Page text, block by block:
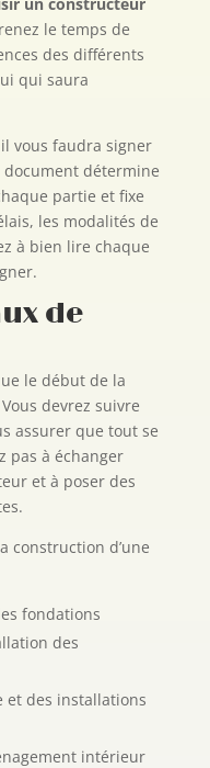
le temps de
des différents
qui saura
vous faudra signer
document détermine
partie et fixe
les modalités de
à bien lire chaque
de
le début de la
Vous devrez suivre
assurer que tout se
pas à échanger
et à poser des
construction d’une
fondations
des
et des installations
intérieur